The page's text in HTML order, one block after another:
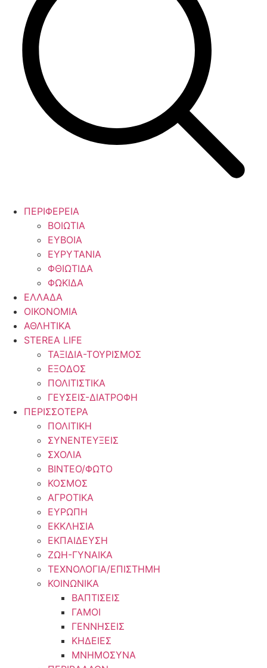
ΠΕΡΙΦΕΡΕΙΑ
ΒΟΙΩΤΙΑ
ΕΥΒΟΙΑ
ΕΥΡΥΤΑΝΙΑ
ΦΘΙΩΤΙΔΑ
ΦΩΚΙΔΑ
ΕΛΛΑΔΑ
ΟΙΚΟΝΟΜΙΑ
ΑΘΛΗΤΙΚΑ
STEREA LIFE
ΤΑΞΙΔΙΑ-ΤΟΥΡΙΣΜΟΣ
ΕΞΟΔΟΣ
ΠΟΛΙΤΙΣΤΙΚΑ
ΓΕΥΣΕΙΣ-ΔΙΑΤΡΟΦΗ
ΠΕΡΙΣΣΟΤΕΡΑ
ΠΟΛΙΤΙΚΗ
ΣΥΝΕΝΤΕΥΞΕΙΣ
ΣΧΟΛΙΑ
ΒΙΝΤΕΟ/ΦΩΤΟ
ΚΟΣΜΟΣ
ΑΓΡΟΤΙΚΑ
ΕΥΡΩΠΗ
ΕΚΚΛΗΣΙΑ
ΕΚΠΑΙΔΕΥΣΗ
ΖΩΗ-ΓΥΝΑΙΚΑ
ΤΕΧΝΟΛΟΓΙΑ/ΕΠΙΣΤΗΜΗ
ΚΟΙΝΩΝΙΚΑ
ΒΑΠΤΙΣΕΙΣ
ΓΑΜΟΙ
ΓΕΝΝΗΣΕΙΣ
ΚΗΔΕΙΕΣ
ΜΝΗΜΟΣΥΝΑ